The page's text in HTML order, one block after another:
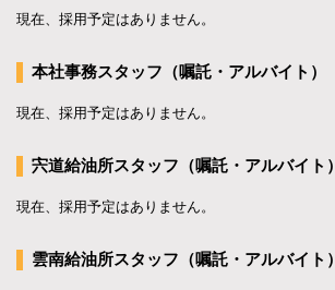
現在、採用予定はありません。
本社事務スタッフ（嘱託・アルバイト）
現在、採用予定はありません。
宍道給油所スタッフ（嘱託・アルバイト）
現在、採用予定はありません。
雲南給油所スタッフ（嘱託・アルバイト）